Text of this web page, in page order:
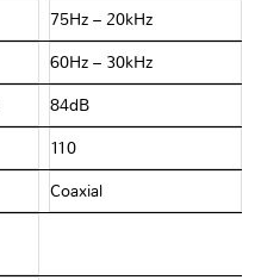
75Hz – 20kHz
60Hz – 30kHz
84dB
110
Coaxial